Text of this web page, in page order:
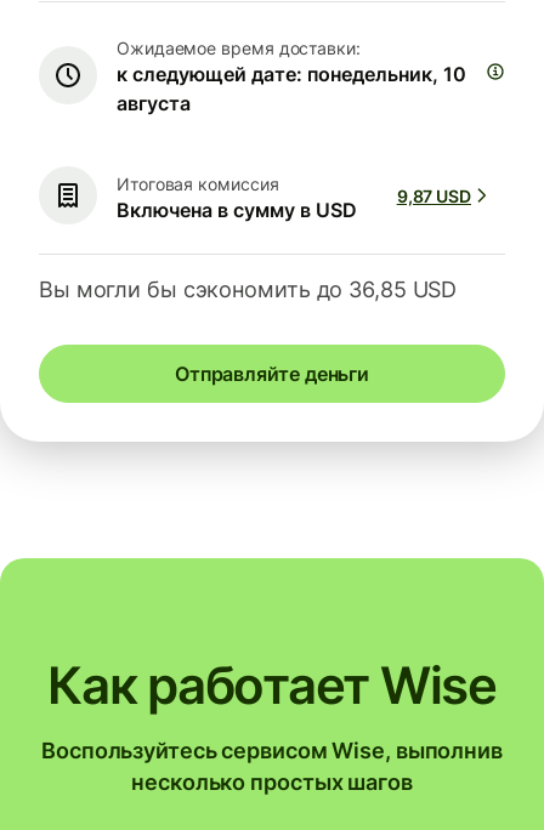
Ожидаемое время доставки:
к следующей дате: понедельник, 10
августа
Итоговая комиссия
Включена в сумму в USD
9,87 USD
Вы могли бы сэкономить до 36,85 USD
Отправляйте деньги
Как работает Wise
Воспользуйтесь сервисом Wise, выполнив
несколько простых шагов